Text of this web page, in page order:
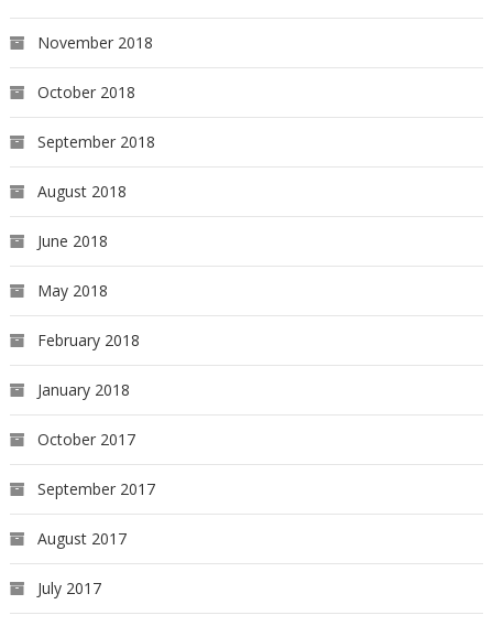
November 2018
October 2018
September 2018
August 2018
June 2018
May 2018
February 2018
January 2018
October 2017
September 2017
August 2017
July 2017